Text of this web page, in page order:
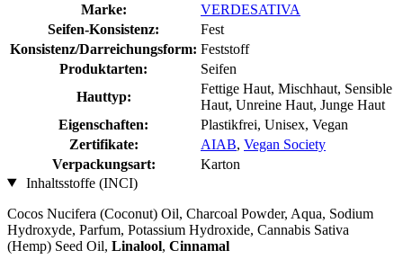
Marke:
VERDESATIVA
Seifen-Konsistenz:
Fest
Konsistenz/Darreichungsform: Feststoff
Produktarten:
Seifen
Hauttyp:
Fettige Haut, Mischhaut, Sensible
Haut, Unreine Haut, Junge Haut
Eigenschaften:
Plastikfrei, Unisex, Vegan
Zertifikate:
AIAB, Vegan Society
Verpackungsart:
Karton
Inhaltsstoffe (INCI)
Cocos Nucifera (Coconut) Oil, Charcoal Powder, Aqua, Sodium
Hydroxyde, Parfum, Potassium Hydroxide, Cannabis Sativa
(Hemp) Seed Oil, Linalool, Cinnamal